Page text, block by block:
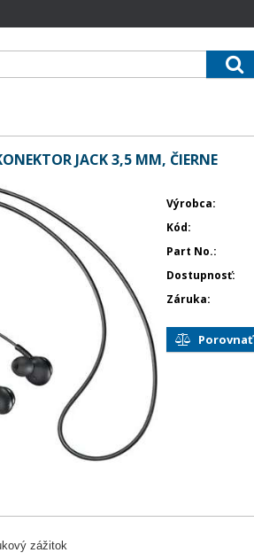
JACK 3,5 MM, ČIERNE
Výrobca
Kód
Part No.
Dostupnosť
Záruka
Porovnať
zážitok